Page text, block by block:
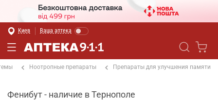
Киев Ваша аптека
Ноотропные препараты Препараты для улучшения памяти
Фенибут - наличие в Тернополе